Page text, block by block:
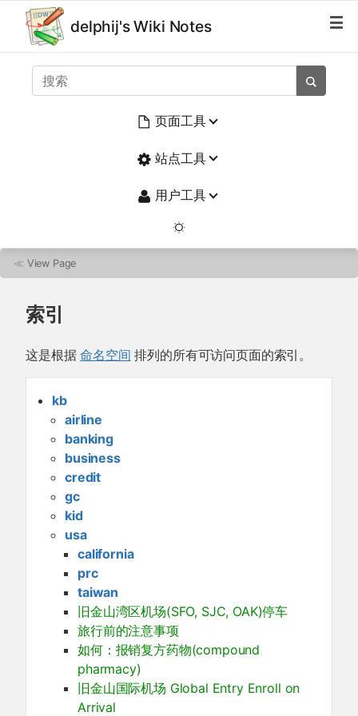
delphij's Wiki Notes
页面工具
站点工具
用户工具
≪ View Page
索引
这是根据命名空间 排列的所有可访问页面的索引。
kb
airline
banking
business
credit
gc
kid
usa
california
prc
taiwan
旧金山湾区机场(SFO, SJC, OAK)停车
旅行前的注意事项
如何：报销复方药物(compound
pharmacy)
旧金山国际机场 Global Entry Enroll on
Arrival